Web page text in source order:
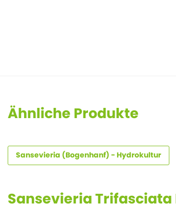
Ähnliche Produkte
Sansevieria (Bogenhanf) - Hydrokultur
Sansevieria Trifasciata